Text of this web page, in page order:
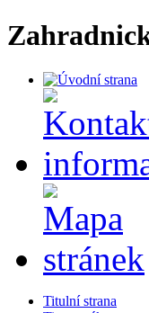
Titulní strana